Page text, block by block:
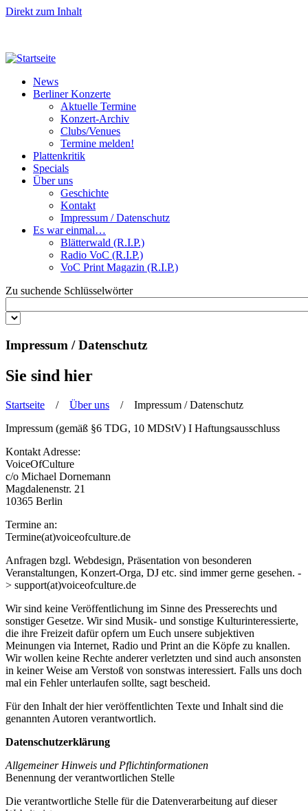
Direkt zum Inhalt
News
Berliner Konzerte
Aktuelle Termine
Konzert-Archiv
Clubs/Venues
Termine melden!
Plattenkritik
Specials
Über uns
Geschichte
Kontakt
Impressum / Datenschutz
Es war einmal…
Blätterwald (R.I.P.)
Radio VoC (R.I.P.)
VoC Print Magazin (R.I.P.)
Zu suchende Schlüsselwörter
Impressum / Datenschutz
Sie sind hier
Startseite / Über uns / Impressum / Datenschutz
Impressum (gemäß §6 TDG, 10 MDStV) I Haftungsausschluss
Kontakt Adresse:
VoiceOfCulture
c/o Michael Dornemann
Magdalenenstr. 21
10365 Berlin
Termine an:
Termine(at)voiceofculture.de
Anfragen bzgl. Webdesign, Präsentation von besonderen
Veranstaltungen, Konzert-Orga, DJ etc. sind immer gerne gesehen. -
> support(at)voiceofculture.de
Wir sind keine Veröffentlichung im Sinne des Presserechts und
sonstiger Gesetze. Wir sind Musik- und sonstige Kulturinteressierte,
die ihre Freizeit dafür opfern um Euch unsere subjektiven
Meinungen via Internet, Radio und Print an die Köpfe zu knallen.
Wir wollen keine Rechte anderer verletzten und sind auch ansonsten
in keiner Weise am Verstoß von sonstwas interessiert. Falls uns doch
mal ein Fehler unterlaufen sollte, sagt bescheid.
Für den Inhalt der hier veröffentlichten Texte und Inhalt sind die
genannten Autoren verantwortlich.
Datenschutzerklärung
Allgemeiner Hinweis und Pflichtinformationen
Benennung der verantwortlichen Stelle
Die verantwortliche Stelle für die Datenverarbeitung auf dieser